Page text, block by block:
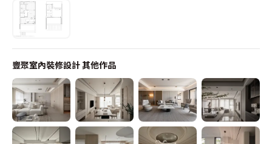
豐聚室內裝修設計其他作品